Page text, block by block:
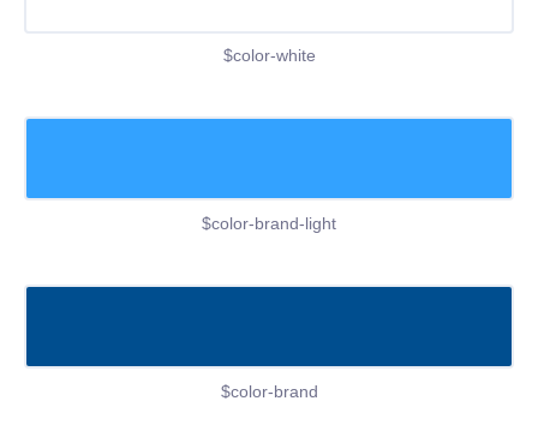
$color-white
$color-brand-light
$color-brand